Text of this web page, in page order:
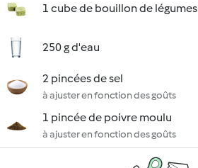
1 cube de bouillon de légumes
250 g d'eau
2 pincées de sel
à ajuster en fonction des goûts
1 pincée de poivre moulu
à ajuster en fonction des goûts